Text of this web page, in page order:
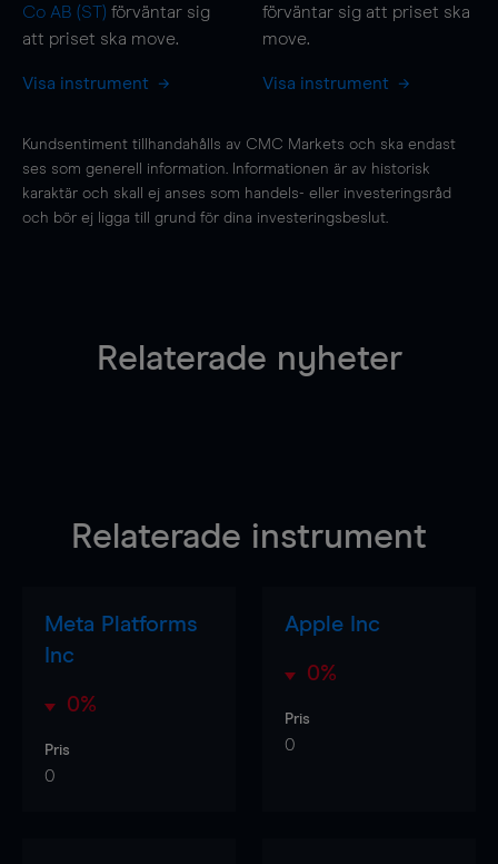
Co AB (ST) förväntar sig
att priset ska move.
Visa instrument
förväntar sig att priset ska
move.
Visa instrument
Kundsentiment tillhandahålls av CMC Markets och ska endast
ses som generell information. Informationen är av historisk
karaktär och skall ej anses som handels- eller investeringsråd
och bör ej ligga till grund för dina investeringsbeslut.
Relaterade nyheter
Relaterade instrument
Meta Platforms
Inc
0%
Pris
0
Apple Inc
0%
Pris
0